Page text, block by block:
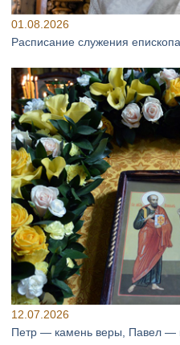
01.08.2026
Расписание служения
12.07.2026
Петр — камень веры, Павел —